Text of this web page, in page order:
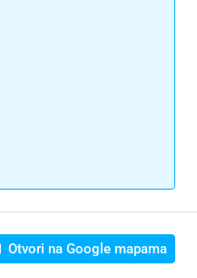
Otvori na Google mapama